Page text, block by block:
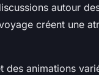
autour
créent une
animations